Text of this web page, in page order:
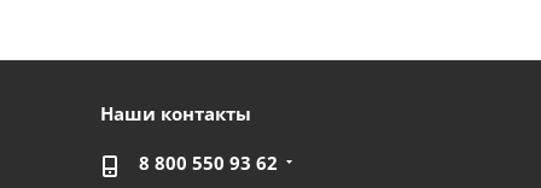
Наши контакты
8 800 550 93 62